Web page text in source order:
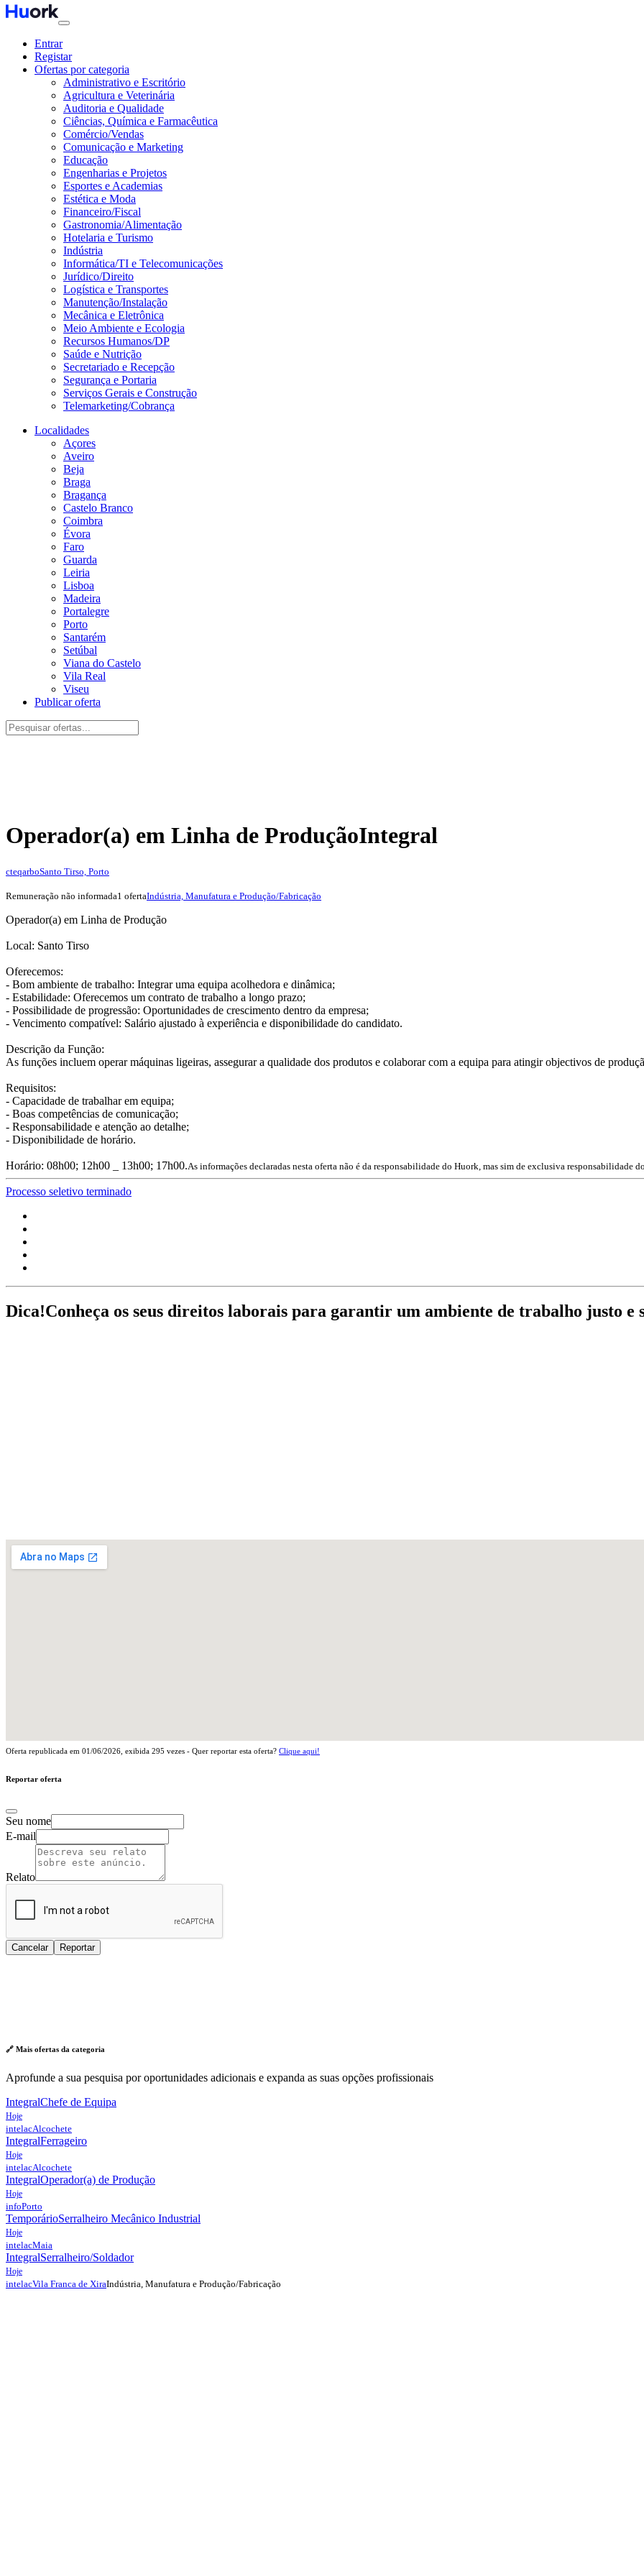
Entrar
Registar
Ofertas por categoria
Administrativo e Escritório
Agricultura e Veterinária
Auditoria e Qualidade
Ciências, Química e Farmacêutica
Comércio/Vendas
Comunicação e Marketing
Educação
Engenharias e Projetos
Esportes e Academias
Estética e Moda
Financeiro/Fiscal
Gastronomia/Alimentação
Hotelaria e Turismo
Indústria
Informática/TI e Telecomunicações
Jurídico/Direito
Logística e Transportes
Manutenção/Instalação
Mecânica e Eletrônica
Meio Ambiente e Ecologia
Recursos Humanos/DP
Saúde e Nutrição
Secretariado e Recepção
Segurança e Portaria
Serviços Gerais e Construção
Telemarketing/Cobrança
Localidades
Açores
Aveiro
Beja
Braga
Bragança
Castelo Branco
Coimbra
Évora
Faro
Guarda
Leiria
Lisboa
Madeira
Portalegre
Porto
Santarém
Setúbal
Viana do Castelo
Vila Real
Viseu
Publicar oferta
Operador(a) em Linha de ProduçãoIntegral
cteqarboSanto Tirso, Porto
Remuneração não informada1 ofertaIndústria, Manufatura e Produção/Fabricação
Operador(a) em Linha de Produção
Local: Santo Tirso
Oferecemos:
- Bom ambiente de trabalho: Integrar uma equipa acolhedora e dinâmica;
- Estabilidade: Oferecemos um contrato de trabalho a longo prazo;
- Possibilidade de progressão: Oportunidades de crescimento dentro da empresa;
- Vencimento compatível: Salário ajustado à experiência e disponibilidade do candidato.
Descrição da Função:
As funções incluem operar máquinas ligeiras, assegurar a qualidade dos produtos e colaborar com a equipa para atingir objectivos de
Requisitos:
- Capacidade de trabalhar em equipa;
- Boas competências de comunicação;
- Responsabilidade e atenção ao detalhe;
- Disponibilidade de horário.
Horário: 08h00; 12h00 _ 13h00; 17h00.As informações declaradas nesta oferta não é da responsabilidade do Huork, mas sim de exclusiva responsabilidade
Processo seletivo terminado
Dica!Conheça os seus direitos laborais para garantir um ambiente de trabalho justo e
Oferta republicada em 01/06/2026 , exibida 295 vezes - Quer reportar esta oferta? Clique aqui!
Reportar oferta
Seu nome
E-mail
Relato
Cancelar Reportar
🔗 Mais ofertas da categoria
Aprofunde a sua pesquisa por oportunidades adicionais e expanda as suas opções profissionais
IntegralChefe de Equipa
Hoje
intelacAlcochete
IntegralFerrageiro
Hoje
intelacAlcochete
IntegralOperador(a) de Produção
Hoje
infoPorto
TemporárioSerralheiro Mecânico Industrial
Hoje
intelacMaia
IntegralSerralheiro/Soldador
Hoje
intelacVila Franca de XiraIndústria, Manufatura e Produção/Fabricação